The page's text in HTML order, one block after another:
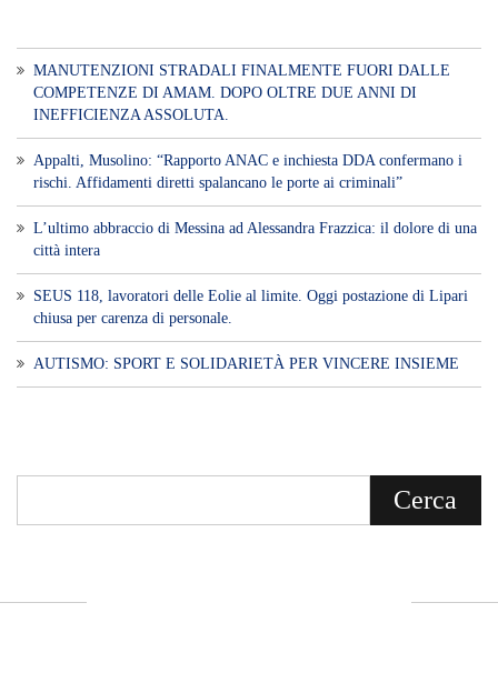
MANUTENZIONI STRADALI FINALMENTE FUORI DALLE
COMPETENZE DI AMAM. DOPO OLTRE DUE ANNI DI
INEFFICIENZA ASSOLUTA.
​Appalti, Musolino: “Rapporto ANAC e inchiesta DDA confermano i
rischi. Affidamenti diretti spalancano le porte ai criminali”
L’ultimo abbraccio di Messina ad Alessandra Frazzica: il dolore di una
città intera
SEUS 118, lavoratori delle Eolie al limite. Oggi postazione di Lipari
chiusa per carenza di personale.
AUTISMO: SPORT E SOLIDARIETÀ PER VINCERE INSIEME